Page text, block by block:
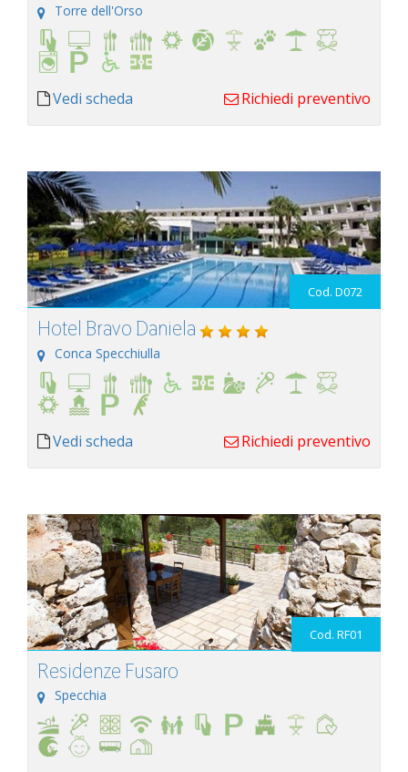
Torre dell'Orso
Vedi scheda Richiedi preventivo
Cod. D072
Hotel Bravo Daniela
Conca Specchiulla
Vedi scheda Richiedi preventivo
Cod. RF01
Residenze Fusaro
Specchia